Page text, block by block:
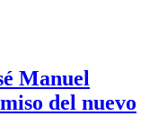
Manuel
del nuevo